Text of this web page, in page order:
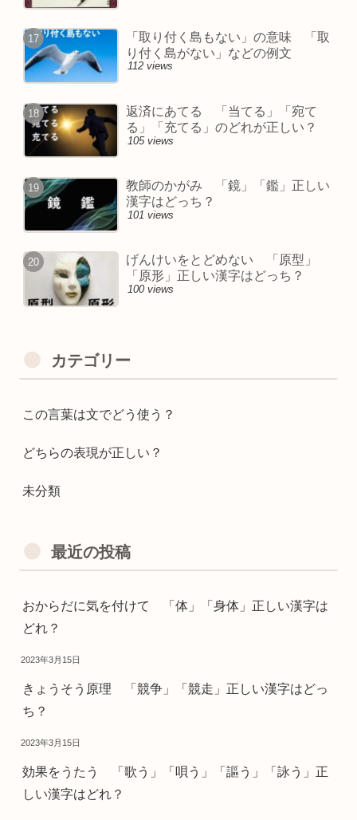
「取り付く島もない」の意味 「取
り付く島がない」などの例文
112 views
返済にあてる 「当てる」「宛て
る」「充てる」のどれが正しい？
105 views
教師のかがみ 「鏡」「鑑」正しい
漢字はどっち？
101 views
げんけいをとどめない 「原型」
「原形」正しい漢字はどっち？
100 views
カテゴリー
この言葉は文でどう使う？
どちらの表現が正しい？
未分類
最近の投稿
おからだに気を付けて 「体」「身体」正しい漢字は
どれ？
2023年3月15日
きょうそう原理 「競争」「競走」正しい漢字はどっ
ち？
2023年3月15日
効果をうたう 「歌う」「唄う」「謳う」「詠う」正
しい漢字はどれ？